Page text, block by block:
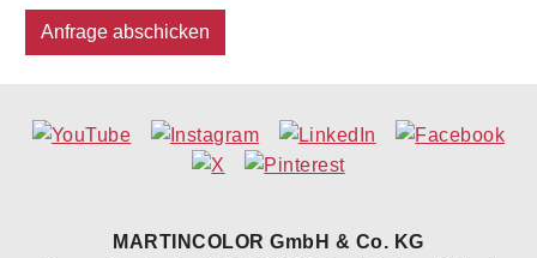
MARTINCOLOR GmbH & Co. KG